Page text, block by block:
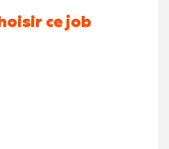
ce job